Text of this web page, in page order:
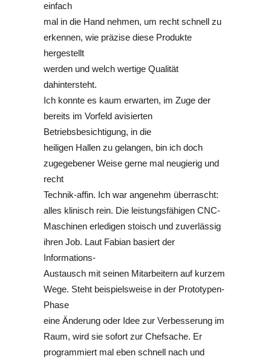
einfach
mal in die Hand nehmen, um recht schnell zu
erkennen, wie präzise diese Produkte
hergestellt
werden und welch wertige Qualität
dahintersteht.
Ich konnte es kaum erwarten, im Zuge der
bereits im Vorfeld avisierten
Betriebsbesichtigung, in die
heiligen Hallen zu gelangen, bin ich doch
zugegebener Weise gerne mal neugierig und
recht
Technik-affin. Ich war angenehm überrascht:
alles klinisch rein. Die leistungsfähigen CNC-
Maschinen erledigen stoisch und zuverlässig
ihren Job. Laut Fabian basiert der
Informations-
Austausch mit seinen Mitarbeitern auf kurzem
Wege. Steht beispielsweise in der Prototypen-
Phase
eine Änderung oder Idee zur Verbesserung im
Raum, wird sie sofort zur Chefsache. Er
programmiert mal eben schnell nach und